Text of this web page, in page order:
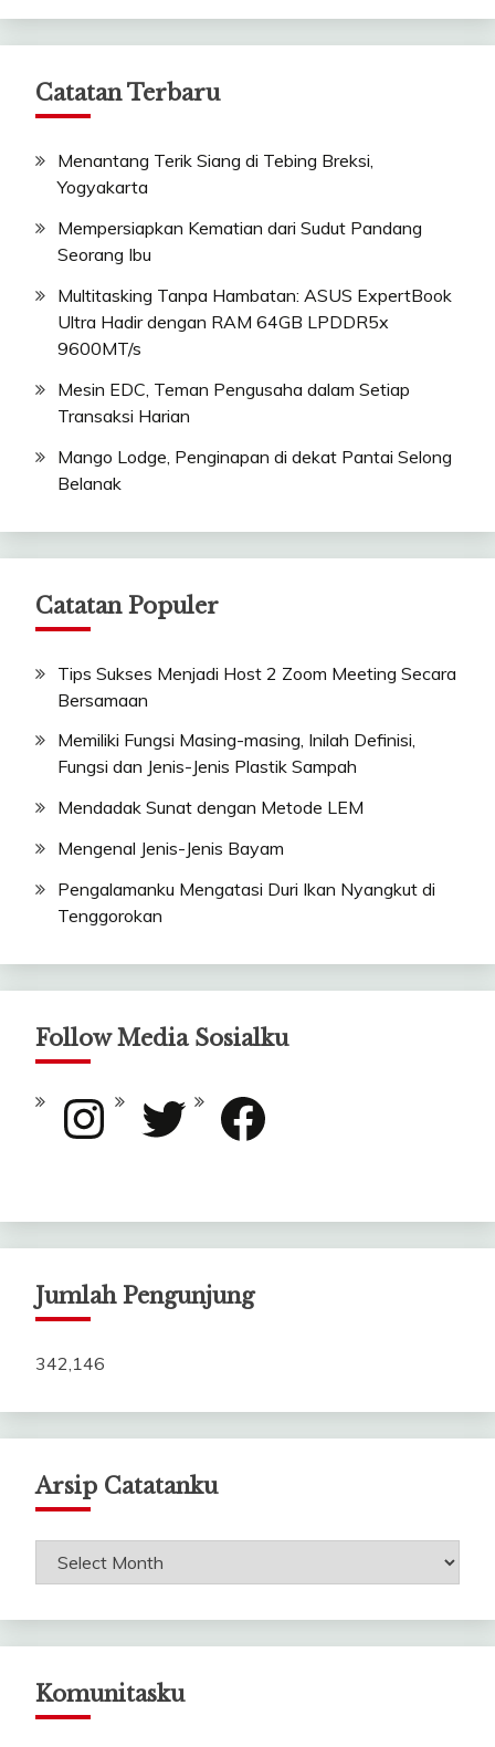
Catatan Terbaru
Menantang Terik Siang di Tebing Breksi,
Yogyakarta
Mempersiapkan Kematian dari Sudut Pandang
Seorang Ibu
Multitasking Tanpa Hambatan: ASUS ExpertBook
Ultra Hadir dengan RAM 64GB LPDDR5x
9600MT/s
Mesin EDC, Teman Pengusaha dalam Setiap
Transaksi Harian
Mango Lodge, Penginapan di dekat Pantai Selong
Belanak
Catatan Populer
Tips Sukses Menjadi Host 2 Zoom Meeting Secara
Bersamaan
Memiliki Fungsi Masing-masing, Inilah Definisi,
Fungsi dan Jenis-Jenis Plastik Sampah
Mendadak Sunat dengan Metode LEM
Mengenal Jenis-Jenis Bayam
Pengalamanku Mengatasi Duri Ikan Nyangkut di
Tenggorokan
Follow Media Sosialku
Instagram Twitter Facebook
Jumlah Pengunjung
342,146
Arsip Catatanku
Arsip
Komunitasku